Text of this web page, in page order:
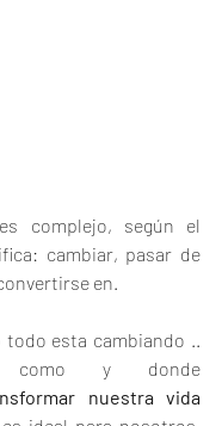
complejo, según el
cambiar, pasar de
en.
esta cambiando ..
como y donde
nuestra vida